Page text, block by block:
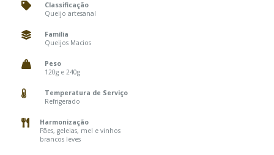
Classificação
Queijo artesanal
Família
Queijos Macios
Peso
120g e 240g
Temperatura de Serviço
Refrigerado
Harmonização
Pães, geleias, mel e vinhos
brancos leves